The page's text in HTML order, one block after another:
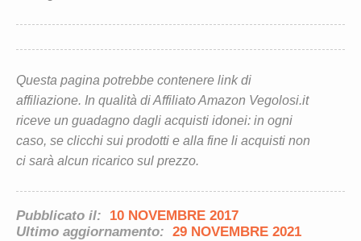
Questa pagina potrebbe contenere link di
affiliazione. In qualità di Affiliato Amazon Vegolosi.it
riceve un guadagno dagli acquisti idonei: in ogni
caso, se clicchi sui prodotti e alla fine li acquisti non
ci sarà alcun ricarico sul prezzo.
Pubblicato il:
10 NOVEMBRE 2017
Ultimo aggiornamento: 29 NOVEMBRE 2021